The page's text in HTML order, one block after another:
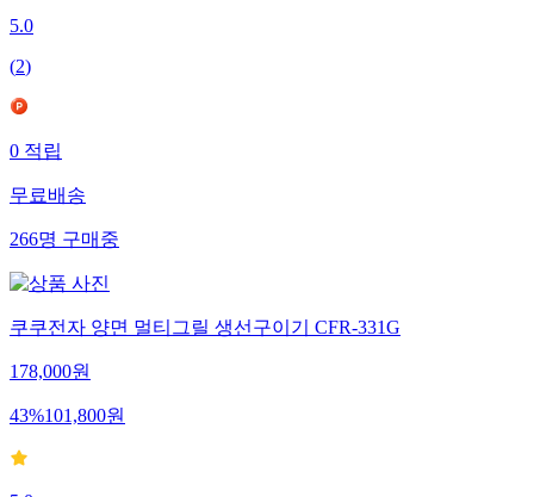
5.0
(2)
0적립
무료배송
266명구매중
쿠쿠전자 양면 멀티그릴 생선구이기 CFR-331G
178,000원
43%101,800원